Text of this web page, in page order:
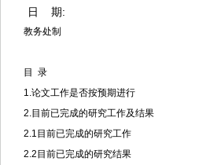
日 期:
教务处制
目 录
1.论文工作是否按预期进行
2.目前已完成的研究工作及结果
2.1目前已完成的研究工作
2.2目前已完成的研究结果